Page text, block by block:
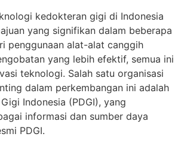
kedokteran gigi di Indonesia
yang signifikan dalam beberapa
penggunaan alat-alat canggih
yang lebih efektif, semua ini
teknologi. Salah satu organisasi
dalam perkembangan ini adalah
Indonesia (PDGI), yang
informasi dan sumber daya
PDGI.